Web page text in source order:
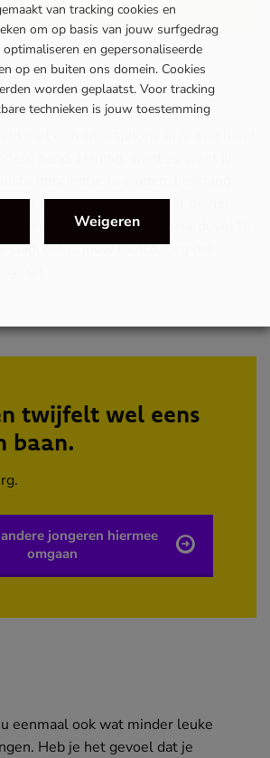
met een smartphone in je ene hand
hand. Handig, want zo weet jij
we dat. Je hoeft niet eerst de hele
te kennen om waardevol te
slag, dat is jouw motto. Leg dat
uit.
twijfelt wel eens
baan.
jongeren hiermee
omgaan
eenmaal ook wat minder leuke
Heb je het gevoel dat je
van tracking cookies en
om op basis van jouw surfgedrag
en gepersonaliseerde
op en buiten ons domein. Cookies
worden geplaatst. Voor tracking
technieken is jouw toestemming
Weigeren